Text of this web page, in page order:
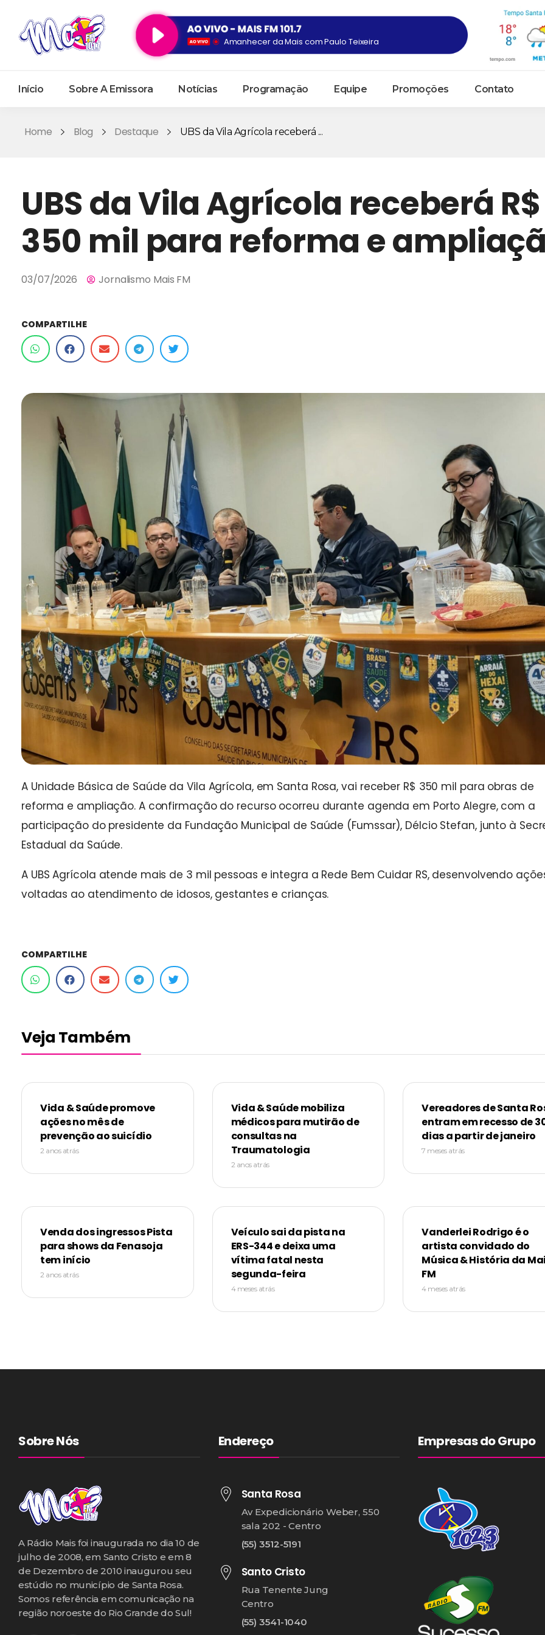
Amanhecer da Mais com Paulo Teixeira
Início Sobre A Emissora Notícias Programação Equipe Promoções Contato
Home Blog Destaque UBS da Vila Agrícola receberá ...
UBS da Vila Agrícola receberá R$
350 mil para reforma e
03/07/2026 Jornalismo Mais FM
COMPARTILHE
A Unidade Básica de Saúde da Vila Agrícola, em Santa Rosa, vai receber R$ 350 mil para obras de
reforma e ampliação. A confirmação do recurso ocorreu durante agenda em Porto Alegre, com a
participação do presidente da Fundação Municipal de Saúde (Fumssar), Délcio Stefan, junto à
Estadual da Saúde.
A UBS Agrícola atende mais de 3 mil pessoas e integra a Rede Bem Cuidar RS, desenvolvendo
voltadas ao atendimento de idosos, gestantes e crianças.
COMPARTILHE
Veja Também
Vida & Saúde promove
ações no mês de
prevenção ao suicídio
2 anos atrás
Vida & Saúde mobiliza
médicos para mutirão de
consultas na
Traumatologia
2 anos atrás
Vereadores de Santa
entram em recesso de
dias a partir de janeiro
7 meses atrás
Venda dos ingressos Pista
para shows da Fenasoja
tem início
2 anos atrás
Veículo sai da pista na
ERS-344 e deixa uma
vítima fatal nesta
segunda-feira
4 meses atrás
Vanderlei Rodrigo é o
artista convidado do
Música & História da
FM
4 meses atrás
Sobre Nós
A Rádio Mais foi inaugurada no dia 10 de
julho de 2008, em Santo Cristo e em 8
de Dezembro de 2010 inaugurou seu
estúdio no município de Santa Rosa.
Somos referência em comunicação na
região noroeste do Rio Grande do Sul!
Endereço
Santa Rosa
Av Expedicionário Weber, 550
sala 202 - Centro
(55) 3512-5191
Santo Cristo
Rua Tenente Jung
Centro
(55) 3541-1040
Empresas do Grupo